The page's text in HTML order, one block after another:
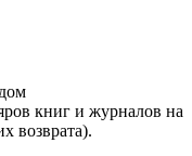
книг и журналов на
возврата).